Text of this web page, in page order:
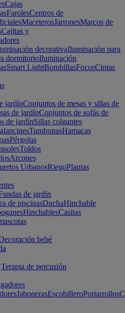
Cajas
FarolesCentros de
MaceterosJarronesMarcos de
Cajitas y
decorativaIluminación para
dormitorioIluminación
Smart LightBombillasFocosCintas
jardínConjuntos de mesas y sillas de
de jardínConjuntos de sofás de
de jardínSillas colgantes
TumbonasHamacas
Pérgolas
Toldos
Arcones
UrbanosRiegoPlantas
de jardín
de piscinasDuchaHinchable
HinchablesCasitas
bebé
Terapia de percusión
JabonerasEscobilleroPortarrollos